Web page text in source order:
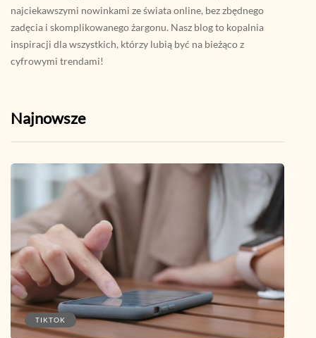
najciekawszymi nowinkami ze świata online, bez zbędnego
zadęcia i skomplikowanego żargonu. Nasz blog to kopalnia
inspiracji dla wszystkich, którzy lubią być na bieżąco z
cyfrowymi trendami!
Najnowsze
TIKTOK